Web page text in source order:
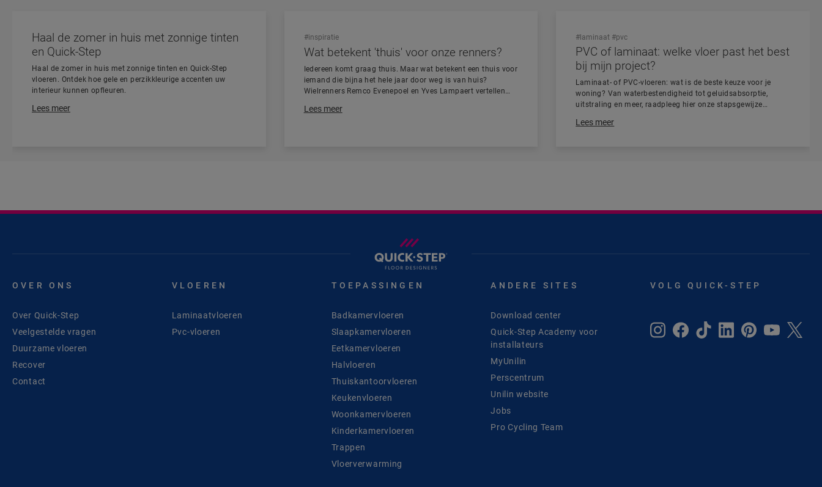
Haal de zomer in huis met zonnige tinten
en Quick-Step
Haal de zomer in huis met zonnige tinten en Quick-Step
vloeren. Ontdek hoe gele en perzikkleurige accenten uw
interieur kunnen opfleuren.
Lees meer
Wat betekent 'thuis' voor onze renners?
Iedereen komt graag thuis. Maar wat betekent een thuis voor
iemand die bijna het hele jaar door weg is van huis?
Wielrenners Remco Evenepoel en Yves Lampaert vertellen
Lees meer
#inspiratie
PVC of laminaat: welke vloer past het best
bij mijn project?
Laminaat- of PVC-vloeren: wat is de beste keuze voor je
woning? Van waterbestendigheid tot geluidsabsorptie,
uitstraling en meer, raadpleeg hier onze stapsgewijze
Lees meer
#laminaat #pvc
OVER ONS
Over Quick-Step
Veelgestelde vragen
Duurzame vloeren
Recover
Contact
VLOEREN
Laminaatvloeren
Pvc-vloeren
TOEPASSINGEN
Badkamervloeren
Slaapkamervloeren
Eetkamervloeren
Halvloeren
Thuiskantoorvloeren
Keukenvloeren
Woonkamervloeren
Kinderkamervloeren
Trappen
Vloerverwarming
ANDERE SITES
Download center
Quick-Step Academy voor
installateurs
MyUnilin
Perscentrum
Unilin website
Jobs
Pro Cycling Team
VOLG QUICK-STEP